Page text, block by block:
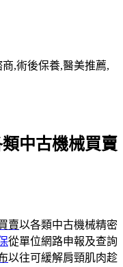
,術後保養,醫美推薦,
中古機械買賣
賣以各類中古機械精密
從單位網路申報及查詢
以往可緩解肩頸肌肉趁